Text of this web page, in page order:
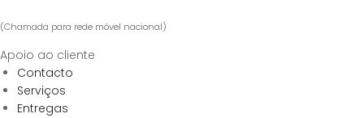
(Chamada para rede móvel nacional)
Apoio ao cliente
Contacto
Serviços
Entregas